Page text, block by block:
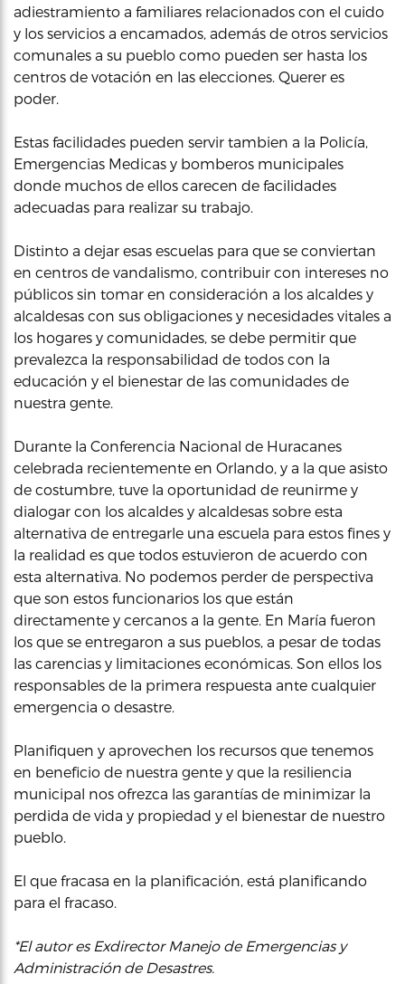
adiestramiento a familiares relacionados con el cuido
y los servicios a encamados, además de otros servicios
comunales a su pueblo como pueden ser hasta los
centros de votación en las elecciones. Querer es
poder.
Estas facilidades pueden servir tambien a la Policía,
Emergencias Medicas y bomberos municipales
donde muchos de ellos carecen de facilidades
adecuadas para realizar su trabajo.
Distinto a dejar esas escuelas para que se conviertan
en centros de vandalismo, contribuir con intereses no
públicos sin tomar en consideración a los alcaldes y
alcaldesas con sus obligaciones y necesidades vitales a
los hogares y comunidades, se debe permitir que
prevalezca la responsabilidad de todos con la
educación y el bienestar de las comunidades de
nuestra gente.
Durante la Conferencia Nacional de Huracanes
celebrada recientemente en Orlando, y a la que asisto
de costumbre, tuve la oportunidad de reunirme y
dialogar con los alcaldes y alcaldesas sobre esta
alternativa de entregarle una escuela para estos fines y
la realidad es que todos estuvieron de acuerdo con
esta alternativa. No podemos perder de perspectiva
que son estos funcionarios los que están
directamente y cercanos a la gente. En María fueron
los que se entregaron a sus pueblos, a pesar de todas
las carencias y limitaciones económicas. Son ellos los
responsables de la primera respuesta ante cualquier
emergencia o desastre.
Planifiquen y aprovechen los recursos que tenemos
en beneficio de nuestra gente y que la resiliencia
municipal nos ofrezca las garantías de minimizar la
perdida de vida y propiedad y el bienestar de nuestro
pueblo.
El que fracasa en la planificación, está planificando
para el fracaso.
*El autor es Exdirector Manejo de Emergencias y
Administración de Desastres.